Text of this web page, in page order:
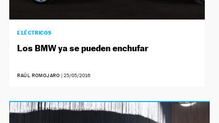
ELÉCTRICOS
Los BMW ya se pueden enchufar
RAÚL ROMOJARO 25/05/2016